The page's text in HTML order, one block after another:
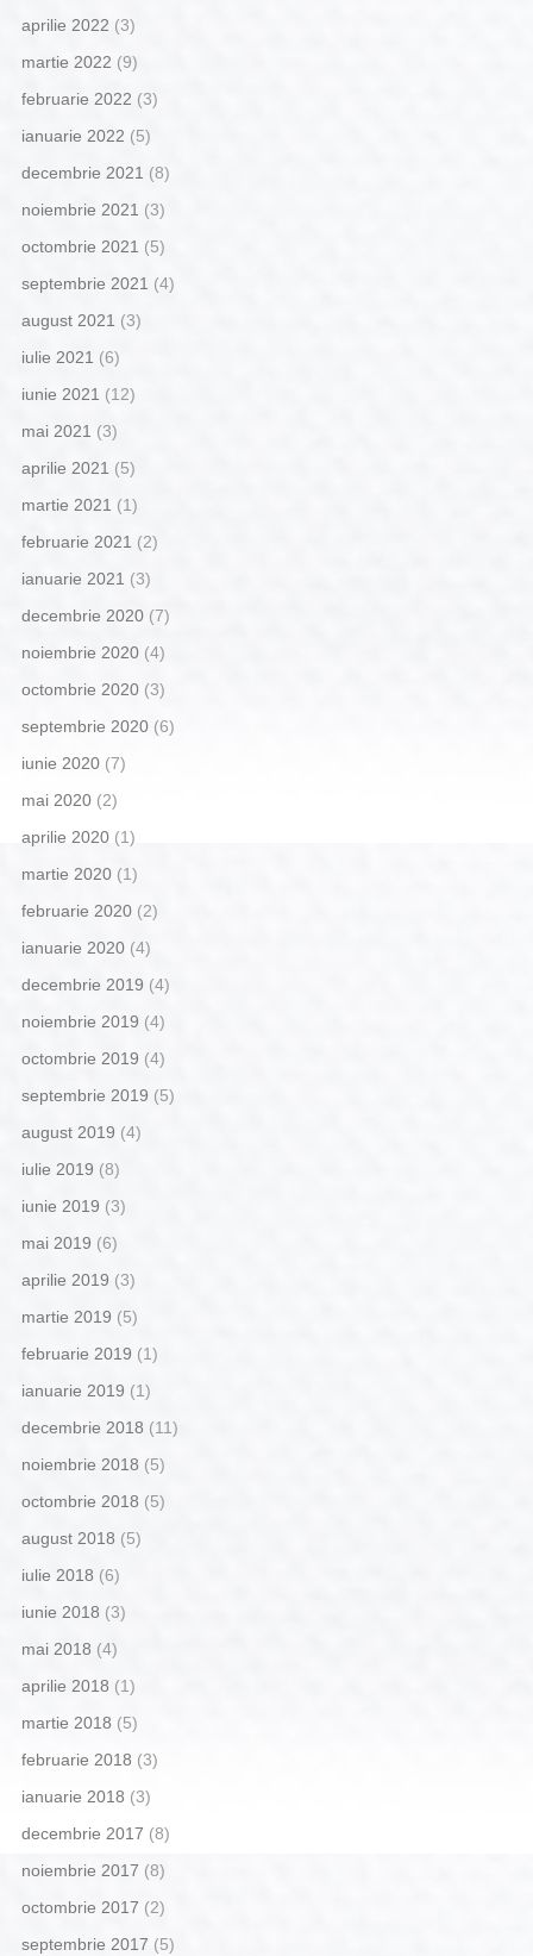
aprilie 2022 (3)
martie 2022 (9)
februarie 2022 (3)
ianuarie 2022 (5)
decembrie 2021 (8)
noiembrie 2021 (3)
octombrie 2021 (5)
septembrie 2021 (4)
august 2021 (3)
iulie 2021 (6)
iunie 2021 (12)
mai 2021 (3)
aprilie 2021 (5)
martie 2021 (1)
februarie 2021 (2)
ianuarie 2021 (3)
decembrie 2020(7)
noiembrie 2020(4)
octombrie 2020(3)
septembrie 2020(6)
iunie 2020(7)
mai 2020(2)
aprilie 2020(1)
martie 2020(1)
februarie 2020(2)
ianuarie 2020(4)
decembrie 2019 (4)
noiembrie 2019 (4)
octombrie 2019 (4)
septembrie 2019 (5)
august 2019 (4)
iulie 2019 (8)
iunie 2019 (3)
mai 2019 (6)
aprilie 2019 (3)
martie 2019 (5)
februarie 2019 (1)
ianuarie 2019 (1)
decembrie 2018 (11)
noiembrie 2018 (5)
octombrie 2018 (5)
august 2018 (5)
iulie 2018 (6)
iunie 2018 (3)
mai 2018 (4)
aprilie 2018 (1)
martie 2018 (5)
februarie 2018 (3)
ianuarie 2018 (3)
decembrie 2017 (8)
noiembrie 2017 (8)
octombrie 2017 (2)
septembrie 2017 (5)